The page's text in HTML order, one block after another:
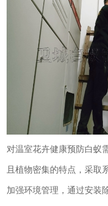
对温室花卉健康预防白蚁
且植物密集的特点，采取
加强环境管理，通过安装